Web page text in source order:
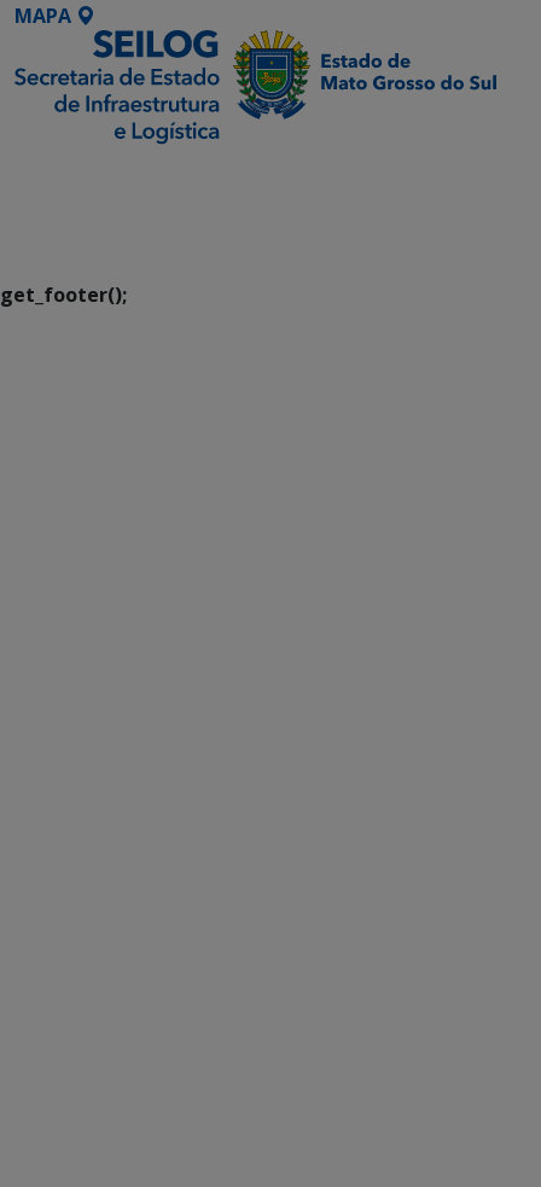
MAPA
get_footer();